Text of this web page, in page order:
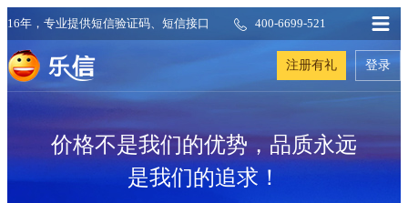
16年，专业提供短信验证码、短信接口 400-6699-521
注册有礼 登录
价格不是我们的优势，品质永远
是我们的追求！